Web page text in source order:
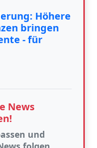
Höhere
bringen
- für
News
und